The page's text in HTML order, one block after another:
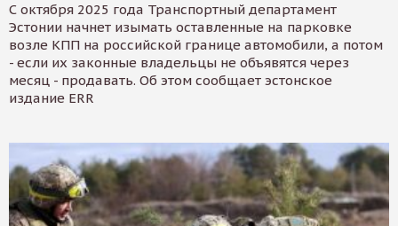
С октября 2025 года Транспортный департамент
Эстонии начнет изымать оставленные на парковке
возле КПП на российской границе автомобили, а потом
- если их законные владельцы не объявятся через
месяц - продавать. Об этом сообщает эстонское
издание ERR